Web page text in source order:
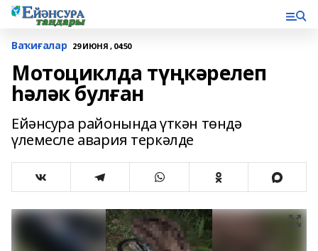
Ваҡиғалар 29 ИЮНЯ , 04:50
Мотоциклда түңкәрелеп
һәләк булған
Ейәнсура районында үткән төндә
үлемесле авария теркәлде